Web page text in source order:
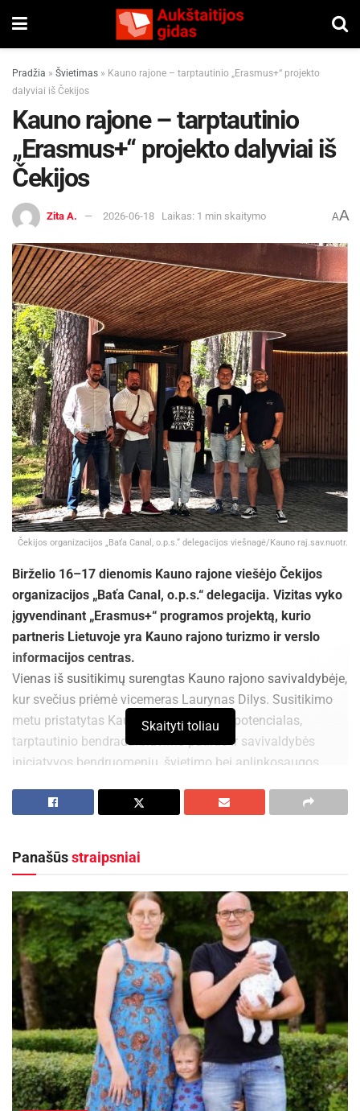
Pradžia » Švietimas » Kauno rajone – tarptautinio „Erasmus+“ projekto
dalyviai iš Čekijos
Kauno rajone – tarptautinio
„Erasmus+“ projekto dalyviai iš
Čekijos
Zita A. 2026-06-18 Laikas: 1 min skaitymo AA
Čekijos organizacijos „Baťa Canal, o.p.s.“ delegacijos viešnagė/Kauno raj.sav.nuotr.
Birželio 16–17 dienomis Kauno rajone viešėjo Čekijos
organizacijos „Baťa Canal, o.p.s.“ delegacija. Vizitas vyko
įgyvendinant „Erasmus+“ programos projektą, kurio
partneris Lietuvoje yra Kauno rajono turizmo ir verslo
informacijos centras.
Vienas iš susitikimų surengtas Kauno rajono savivaldybėje,
kur svečius priėmė vicemeras Laurynas Dilys. Susitikimo
metu pristatytas Kauno rajono turizmo potencialas,
tarptautinio bendradarbiavimo patirtis ir savivaldybės
iniciatyvos bendruomenių, švietimo bei aplinkosaugos
Vizito metu partneriai dalijosi gerąja patirtimi regionų
srityse. Susitikimo metu taip pat diskutuota apie naujų
edukacinių priemonių kūrimą ir tarptautinio
bendradarbiavimo plėtrą.
Kauno rajono turizmo ir verslo informacijos centras bei
„Baťa Canal“ bendradarbiauja nuo 2022 metų, kai buvo
pasirašytas ketinimų protokolas dėl vandens turizmo
plėtros, patirties mainų ir bendrų Europos Sąjungos
projektų įgyvendinimo.
Šis vizitas – pirmasis iš trijų projekto partnerių susitikimų.
Kiti susitikimai vyks Čekijoje ir Lietuvoje, tęsiant patirties
mainus bei vystant naujas turizmo ir edukacines
iniciatyvas.
Skaityti toliau
Panašūsstraipsniai